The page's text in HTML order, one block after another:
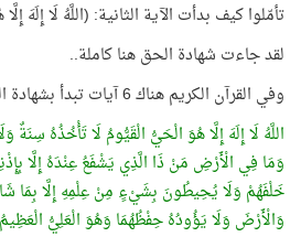
تأمّلوا كيف بدأت الآية الثانية: (اللَّهُ لَا إِلَهَ
لقد جاءت شهادة الحق هنا كاملة..
وفي القرآن الكريم هناك 6 آيات تبدأ بشهادة الحق (اللَّهُ لَا إِلَهَ إِلَّا هُوَ)..
اللَّهُ لَا إِلَهَ إِلَّا هُوَ الْحَيُّ الْقَيُّومُ لَا تَأْخُذُهُ سِنَةٌ
وَمَا فِي الْأَرْضِ مَنْ ذَا الَّذِي يَشْفَعُ عِنْدَهُ إِلَّا
خَلْفَهُمْ وَلَا يُحِيطُونَ بِشَيْءٍ مِنْ عِلْمِهِ إِلَّا بِمَا
وَالْأَرْضَ وَلَا يَؤُودُهُ حِفْظُهُمَا وَهُوَ الْعَلِيُّ الْعَظِيمُ